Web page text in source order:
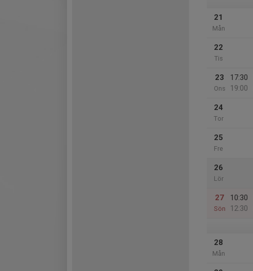
21
Mån
22
Tis
23
Ons
17:30
19:00
24
Tor
25
Fre
26
Lör
27
Sön
10:30
12:30
28
Mån